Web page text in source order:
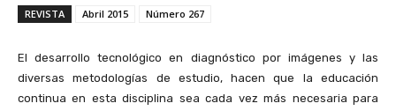
REVISTA Abril 2015 Número 267
El desarrollo tecnológico en diagnóstico por imágenes y las
diversas metodologías de estudio, hacen que la educación
continua en esta disciplina sea cada vez más necesaria para